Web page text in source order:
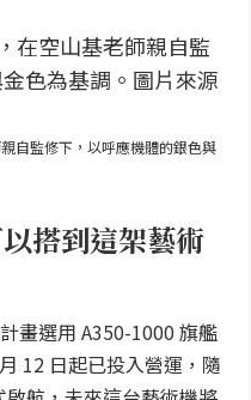
自監修下，以呼應機體的銀色與
搭到這架藝術
計畫選用 A350-1000 旗艦
12 日起已投入營運，隨